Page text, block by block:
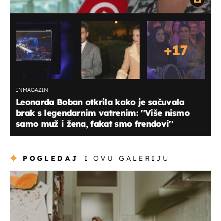
+17
INMAGAZIN
Leonarda Boban otkrila kako je sačuvala
brak s legendarnim vatrenim: ''Više nismo
samo muž i žena, fakat smo frendovi''
POGLEDAJ I OVU GALERIJU